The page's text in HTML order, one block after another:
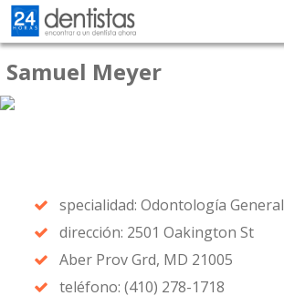
Samuel Meyer
specialidad: Odontología General
dirección: 2501 Oakington St
Aber Prov Grd, MD 21005
teléfono: (410) 278-1718